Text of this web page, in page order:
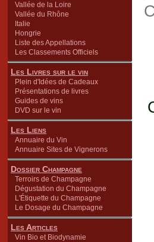
Vallée de la Loire
Vallée du Rhône
Italie
Hongrie
Liste des Appellations
Les Classements Officiels
Les Livres sur le vin
Plein d'Idées de Cadeaux
Présentations de livres
Guides de vins
DVD sur le vin
Les Liens
Annuaire du Vin
Annuaire Sites de Vignerons
Dossier Champagne
Terroirs de Champagne
Dégustation du Champagne
L'Étiquette du Champagne
Le Dosage du Champagne
Les Articles
Vin Bio et Biodynamie